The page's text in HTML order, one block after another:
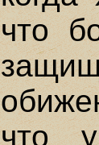
что
что